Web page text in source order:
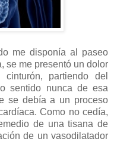
me disponía al paseo
se me presentó un dolor
partiendo del
sentido nunca de esa
se debía a un proceso
Como no cedía,
de una tisana de
de un vasodilatador